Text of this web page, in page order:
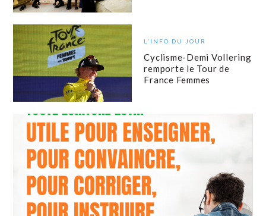
L'INFO DU JOUR
Cyclisme-Demi Vollering
remporte le Tour de
France Femmes